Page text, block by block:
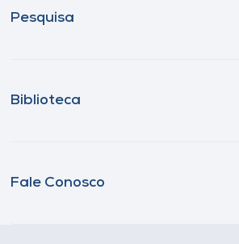
Pesquisa
Biblioteca
Fale Conosco